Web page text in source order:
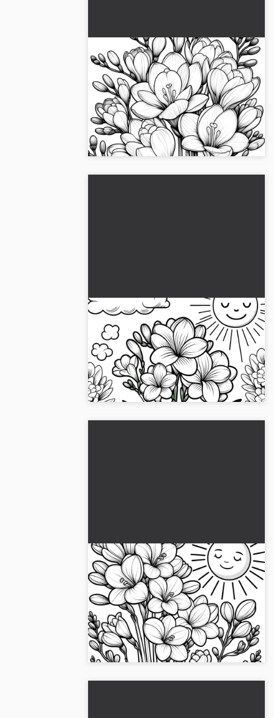
Yksityiskohtaiset fresia-kukat
väritykseen (Ilmainen)
Monipuoliset fresiankukat värityskuvana
pystysuunnassa. Koe luovia seikkailuja
verkkovärityksen tai tulostuksen parissa.
Lataa nyt ilmaiseksi!...
Iris-kukka kukkineen on
ladattavissa värityskuvana
ilmaiseksi
Rentoudu värittämällä fresian kukkaa.
Lataa ilmainen värityskuva ja aloita!
Täydellinen luoville hetkille!...
Freesian kukkia rakastavalla
auringolla: Värityskuva
(Ilmainen)
Kokeile freesian värittämiskuvaa
korkealaatuisena. Täydellinen
tulostamiseen tai verkkoväritykseen -
lataa se nyt ilmaiseksi!...